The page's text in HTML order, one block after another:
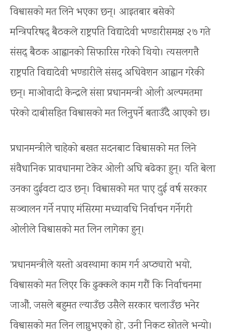
विश्वासको मत लिने भएका छन्। आइतबार बसेको
मन्त्रिपरिषद् बैठकले राष्ट्रपति विद्यादेवी भण्डारीसमक्ष २७ गते
संसद् बैठक आह्वानको सिफारिस गरेको थियो। त्यसलगत्तै
राष्ट्रपति विद्यादेवी भण्डारीले संसद् अधिवेशन आह्वान गरेकी
छन्। माओवादी केन्द्रले संसद्मा प्रधानमन्त्री ओली अल्पमतमा
परेको दाबीसहित विश्वासको मत लिनुपर्ने बताउँदै आएको छ।
प्रधानमन्त्रीले चाहेको बखत सदनबाट विश्वासको मत लिने
संवैधानिक प्रावधानमा टेकेर ओली अघि बढेका हुन्। यति बेला
उनका दुईवटा दाउ छन्। विश्वासको मत पाए दुई वर्ष सरकार
सञ्चालन गर्ने नपाए मंसिरमा मध्यावधि निर्वाचन गर्नेगरी
ओलीले विश्वासको मत लिन लागेका हुन्।
‘प्रधानमन्त्रीले यस्तो अवस्थामा काम गर्न अप्ठ्यारो भयो,
विश्वासको मत लिएर कि ढुक्कले काम गरौं कि निर्वाचनमा
जाऔं, जसले बहुमत ल्याउँछ उसैले सरकार चलाउँछ भनेर
विश्वासको मत लिन लाग्नुभएको हो’, उनी निकट स्रोतले भन्यो।